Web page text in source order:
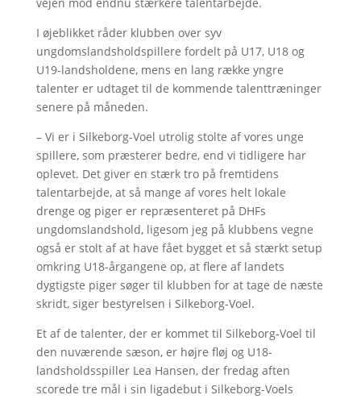
I øjeblikket råder klubben over syv
ungdomslandsholdspillere fordelt på U17, U18 og
U19-landsholdene, mens en lang række yngre
talenter er udtaget til de kommende talenttræninger
senere på måneden.
– Vi er i Silkeborg-Voel utrolig stolte af vores unge
spillere, som præsterer bedre, end vi tidligere har
oplevet. Det giver en stærk tro på fremtidens
talentarbejde, at så mange af vores helt lokale
drenge og piger er repræsenteret på DHFs
ungdomslandshold, ligesom jeg på klubbens vegne
også er stolt af at have fået bygget et så stærkt setup
omkring U18-årgangene op, at flere af landets
dygtigste piger søger til klubben for at tage de næste
skridt, siger bestyrelsen i Silkeborg-Voel.
Et af de talenter, der er kommet til Silkeborg-Voel til
den nuværende sæson, er højre fløj og U18-
landsholdsspiller Lea Hansen, der fredag aften
scorede tre mål i sin ligadebut i Silkeborg-Voels